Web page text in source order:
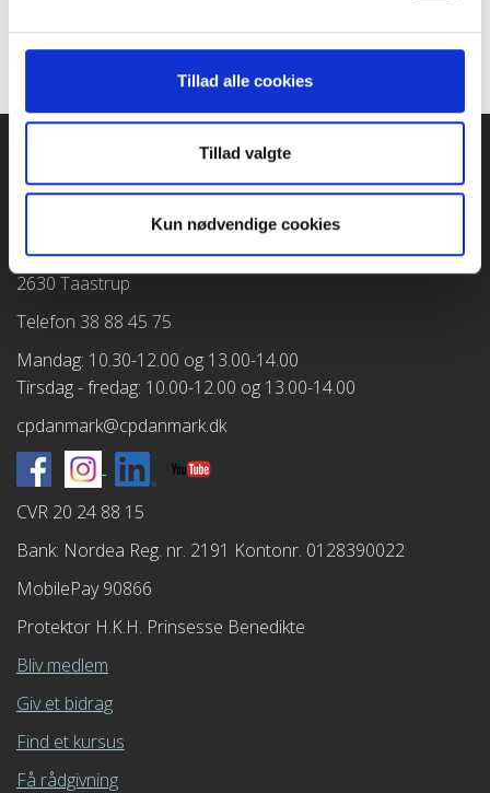
Tillad alle cookies
Tillad valgte
Kun nødvendige cookies
Det mener CP Danmark ›
CP Danmark - Landsforeningen for cerebral parese
Blekinge Boulevard 2
2630 Taastrup
Telefon 38 88 45 75
Mandag: 10.30-12.00 og 13.00-14.00
Tirsdag - fredag: 10.00-12.00 og 13.00-14.00
cpdanmark@cpdanmark.dk
CVR 20 24 88 15
Bank: Nordea Reg. nr. 2191 Kontonr. 0128390022
MobilePay 90866
Protektor H.K.H. Prinsesse Benedikte
Bliv medlem
Giv et bidrag
Find et kursus
Få rådgivning